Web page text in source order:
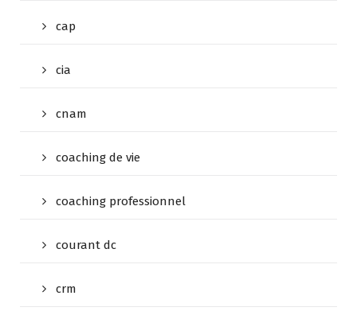
cap
cia
cnam
coaching de vie
coaching professionnel
courant dc
crm